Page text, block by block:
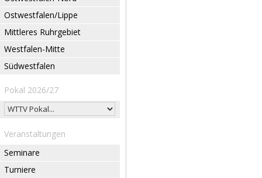
Ostwestfalen/Lippe
Mittleres Ruhrgebiet
Westfalen-Mitte
Südwestfalen
Pokal 2026/27
Veranstaltungen
Seminare
Turniere